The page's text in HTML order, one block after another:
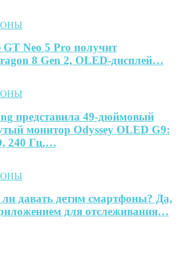
GT Neo 5 Pro получит
8 Gen 2, OLED-дисплей…
представила 49-дюймовый
монитор Odyssey OLED G9:
240 Гц,…
давать детям смартфоны? Да,
для отслеживания…